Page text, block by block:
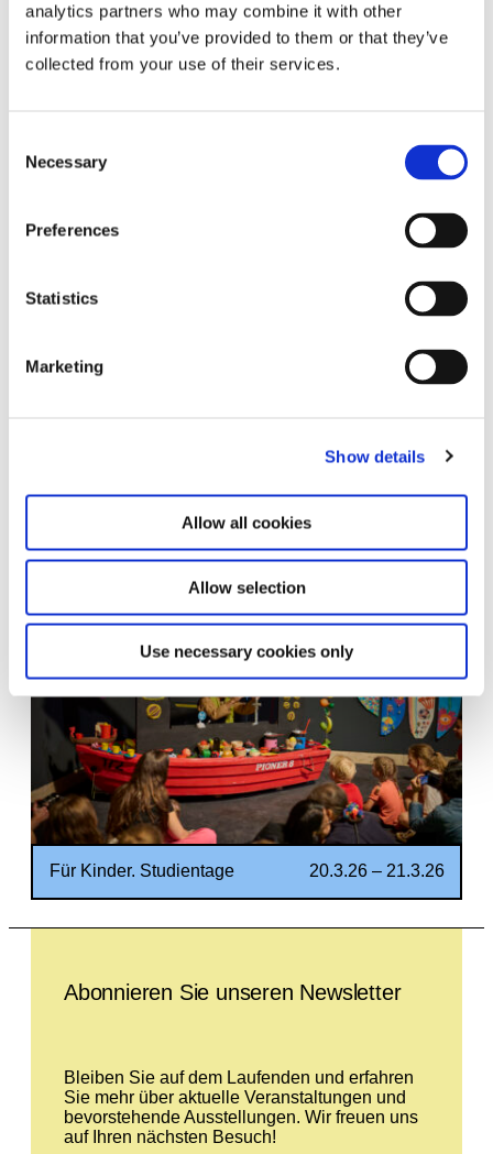
analytics partners who may combine it with other
information that you’ve provided to them or that they’ve
collected from your use of their services.
Selection
Necessary
Preferences
Statistics
Marketing
Show details
Allow all cookies
Allow selection
Use necessary cookies only
insbesondere unseren Kolleg*innen Laila Wu, sowie
Sabine Brantl, Pia Linden, Mako Sangmongkhon und
Andrea Saul.
Für Kinder. Kunstgeschichten
seit 1968
Für Kinder. Studientage 20.3.26 – 21.3.26
Abonnieren Sie unseren Newsletter
Bleiben Sie auf dem Laufenden und erfahren
Sie mehr über aktuelle Veranstaltungen und
bevorstehende Ausstellungen. Wir freuen uns
auf Ihren nächsten Besuch!